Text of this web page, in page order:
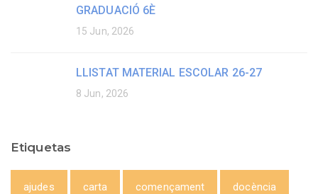
GRADUACIÓ 6È
15 Jun, 2026
LLISTAT MATERIAL ESCOLAR 26-27
8 Jun, 2026
Etiquetas
ajudes carta començament docència